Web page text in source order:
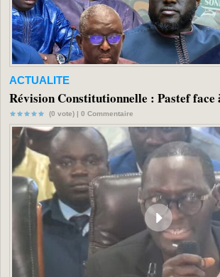
ACTUALITE
Révision Constitutionnelle : Pastef face
(0 vote) | 0 Commentaire